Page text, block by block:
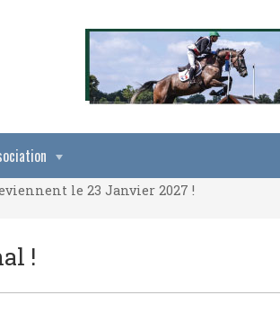
le 23 Janvier 2027 !
le 23 Janvier 2027 !
!